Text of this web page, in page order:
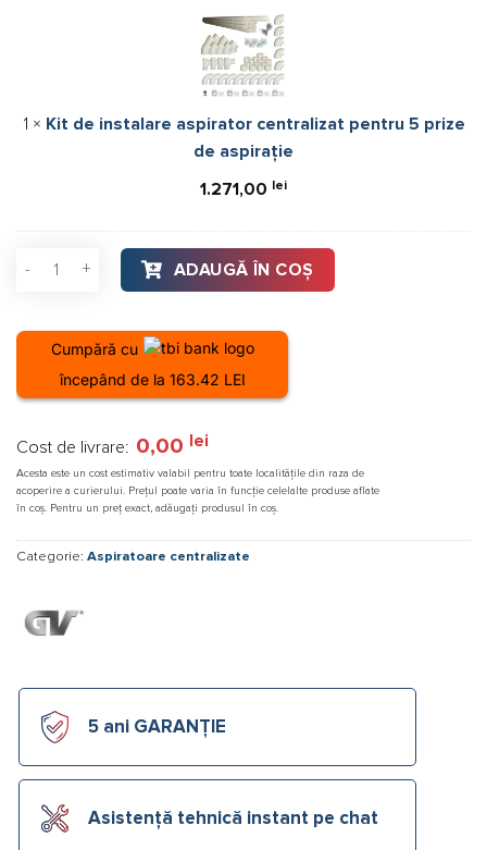
instalare
aspirator
centralizat
5
prize
1 × Kit de instalare aspirator centralizat pentru 5 prize
de aspirație
1.271,00 lei
Cantitate Aspirator centralizat Puma SENIOR, 1750W,
ADAUGĂ ÎN COȘ
Cumpără cu
începând de la 163.42 LEI
Cost de livrare: 0,00 lei
Acesta este un cost estimativ valabil pentru toate localitățile din raza de
acoperire a curierului. Prețul poate varia în funcție celelalte produse aflate
în coș. Pentru un preț exact, adăugați produsul în coș.
Categorie: Aspiratoare centralizate
5 ani GARANȚIE
Asistență tehnică instant pe chat